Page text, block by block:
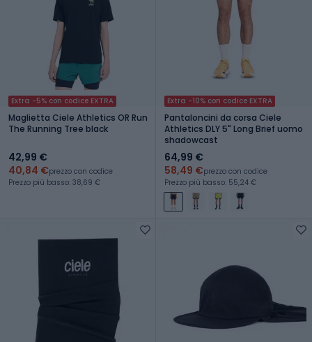
Extra -5% con codice EXTRA
Maglietta Ciele Athletics OR Run
The Running Tree black
42,99 €
40,84 €prezzo con codice
Prezzo più basso: 38,69 €
Extra -10% con codice EXTRA
Pantaloncini da corsa Ciele
Athletics DLY 5" Long Brief uomo
shadowcast
64,99 €
58,49 €prezzo con codice
Prezzo più basso: 55,24 €